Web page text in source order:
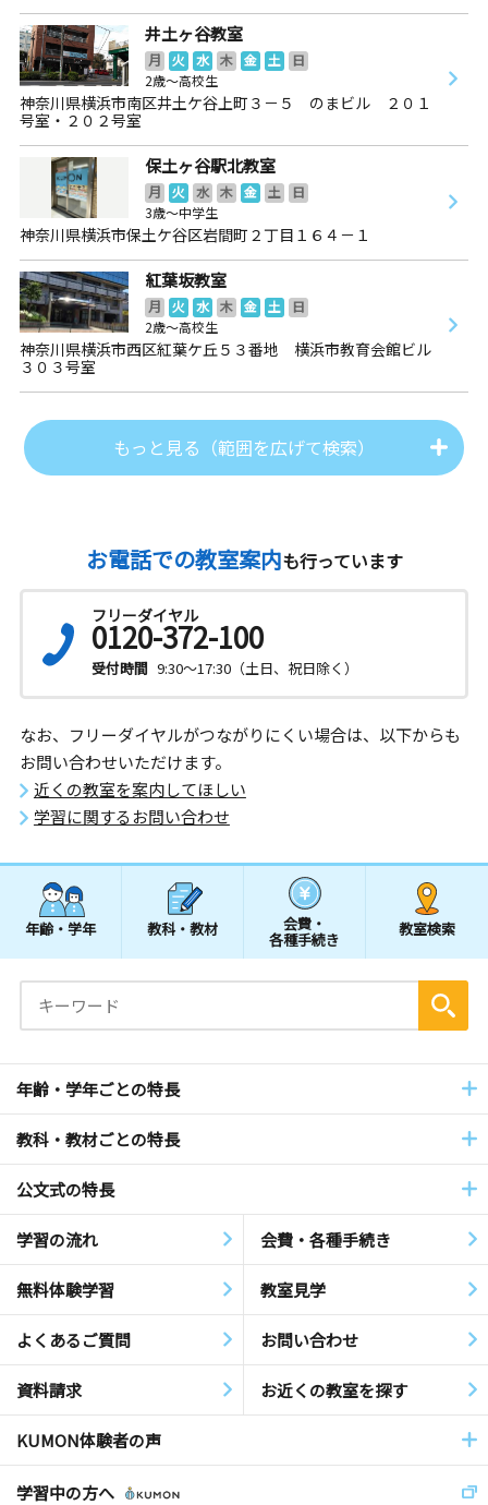
井土ヶ谷教室
月 火 水 木 金 土
日
2歳～高校生
神奈川県横浜市南区井土ケ谷上町３－５ のまビル ２０１
号室・２０２号室
保土ヶ谷駅北教室
月 火 水 木 金 土
日
3歳～中学生
神奈川県横浜市保土ケ谷区岩間町２丁目１６４－１
紅葉坂教室
月 火 水 木 金 土
日
2歳～高校生
神奈川県横浜市西区紅葉ケ丘５３番地 横浜市教育会館ビル
３０３号室
もっと見る（範囲を広げて検索）
お電話での教室案内も行っています
フリーダイヤル
0120-372-100
受付時間 9:30～17:30（土日、祝日除く）
なお、フリーダイヤルがつながりにくい場合は、以下からも
お問い合わせいただけます。
近くの教室を案内してほしい
学習に関するお問い合わせ
年齢・学年 教科・教材 会費・
各種手続き
教室検索
年齢・学年ごとの特長
教科・教材ごとの特長
公文式の特長
学習の流れ 会費・各種手続き
無料体験学習 教室見学
よくあるご質問 お問い合わせ
資料請求 お近くの教室を探す
KUMON体験者の声
学習中の方へ